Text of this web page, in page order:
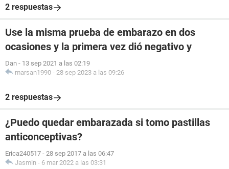
2 respuestas
Use la misma prueba de embarazo en dos
ocasiones y la primera vez dió negativo y
Dan - 13 sep 2021 a las 02:19
marsan1990 - 28 sep 2023 a las 09:26
2 respuestas
¿Puedo quedar embarazada si tomo pastillas
anticonceptivas?
Erica240517 - 28 sep 2017 a las 06:47
Jasmin - 6 mar 2022 a las 03:31